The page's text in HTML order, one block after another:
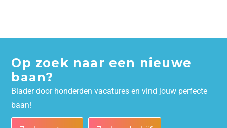
Op zoek naar een nieuwe
baan?
Blader door honderden vacatures en vind jouw perfecte
baan!